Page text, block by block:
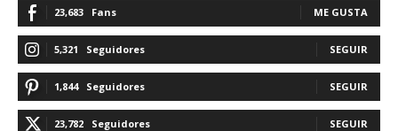
23,683 Fans ME GUSTA
5,321 Seguidores SEGUIR
1,844 Seguidores SEGUIR
23,782 Seguidores SEGUIR